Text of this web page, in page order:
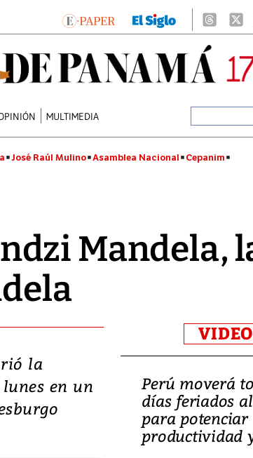
MULTIMEDIA
José Raúl Mulino Asamblea Nacional Cepanim
Mandela,
la
en un
lanza su
con
inversión
Perú moverá
días feriados
para potenciar
productividad